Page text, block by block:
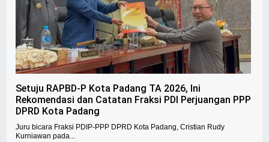
Setuju RAPBD-P Kota Padang TA 2026, Ini
Rekomendasi dan Catatan Fraksi PDI Perjuangan PPP
DPRD Kota Padang
Juru bicara Fraksi PDIP-PPP DPRD Kota Padang, Cristian Rudy
Kurniawan pada...